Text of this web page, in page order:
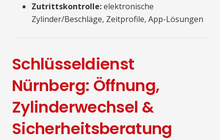
Zutrittskontrolle:elektronische
Zylinder/Beschläge, Zeitprofile, App-Lösungen
Schlüsseldienst
Nürnberg: Öffnung,
Zylinderwechsel &
Sicherheitsberatung